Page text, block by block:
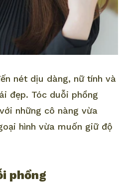
nét dịu dàng, nữ tính và
đẹp. Tóc duỗi phồng
những cô nàng vừa
hình vừa muốn giữ độ
phồng